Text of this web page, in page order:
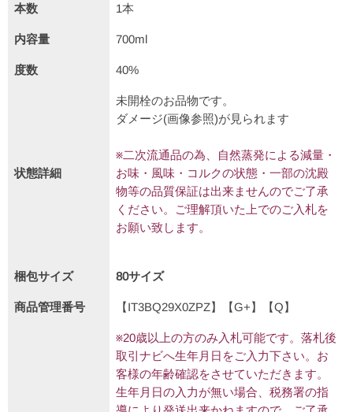
本数 1本
内容量 700ml
度数 40%
状態詳細
未開栓のお品物です。
ダメージ(画像参照)が見られます
※二次流通品の為、自然蒸発による減量・
お味・風味・コルクの状態・一部の沈殿
物等の品質保証は出来ませんのでご了承
ください。ご理解頂いた上でのご入札を
お願い致します。
梱包サイズ 80サイズ
商品管理番号 【IT3BQ29X0ZPZ】【G+】【Q】
※20歳以上の方のみ入札可能です。落札後
取引ナビへ生年月日をご入力下さい。お
客様の年齢確認をさせていただきます。
生年月日の入力が無い場合、税務署の指